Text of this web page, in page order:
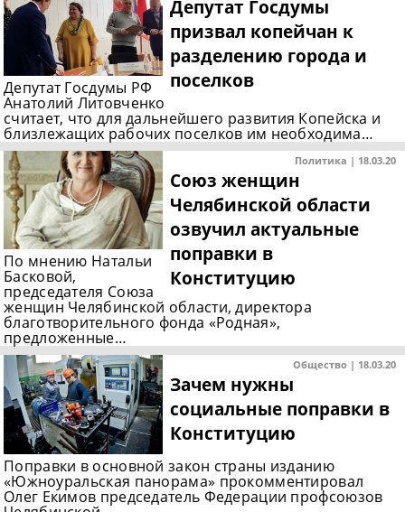
Депутат Госдумы
призвал копейчан к
разделению города и
поселков
Депутат Госдумы РФ
Анатолий Литовченко
считает, что для дальнейшего развития Копейска и
близлежащих рабочих поселков им необходима…
Политика | 18.03.20
Союз женщин
Челябинской области
озвучил актуальные
поправки в
Конституцию
По мнению Натальи
Басковой,
председателя Союза
женщин Челябинской области, директора
благотворительного фонда «Родная»,
предложенные…
Общество | 18.03.20
Зачем нужны
социальные поправки в
Конституцию
Поправки в основной закон страны изданию
«Южноуральская панорама» прокомментировал
Олег Екимов председатель Федерации профсоюзов